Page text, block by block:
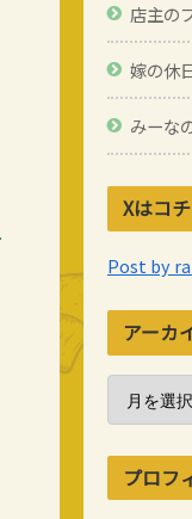
店主の
嫁の休
みーな
Xはコ
Post by
アーカ
プロフ